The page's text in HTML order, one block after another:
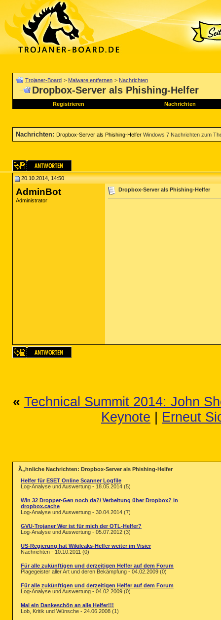
Trojaner-Board > Malware entfernen > Nachrichten
Dropbox-Server als Phishing-Helfer
Registrieren Nachrichten
Nachrichten: Dropbox-Server als Phishing-Helfer Windows 7 Nachrichten zum
20.10.2014, 14:50
AdminBot
Administrator
Dropbox-Server als Phishing-Helfer
« Technical Summit 2014: John
Keynote
Erneut
Ã„hnliche Nachrichten: Dropbox-Server als Phishing-Helfer
Helfer für ESET Online Scanner Logfile
Log-Analyse und Auswertung - 18.05.2014 (5)
Win 32 Dropper-Gen noch da?/ Verbeitung über Dropbox? in
dropbox.cache
Log-Analyse und Auswertung - 30.04.2014 (7)
GVU-Trojaner Wer ist für mich der OTL-Helfer?
Log-Analyse und Auswertung - 05.07.2012 (3)
US-Regierung hat Wikileaks-Helfer weiter im Visier
Nachrichten - 10.10.2011 (0)
Für alle zukünftigen und derzeitigen Helfer auf dem Forum
Plagegeister aller Art und deren Bekämpfung - 04.02.2009 (0)
Für alle zukünftigen und derzeitigen Helfer auf dem Forum
Log-Analyse und Auswertung - 04.02.2009 (0)
Mal ein Dankeschön an alle Helfer!!!
Lob, Kritik und Wünsche - 24.06.2008 (1)